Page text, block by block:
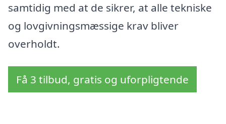
samtidig med at de sikrer, at alle tekniske
og lovgivningsmæssige krav bliver
overholdt.
Få 3 tilbud, gratis og uforpligtende